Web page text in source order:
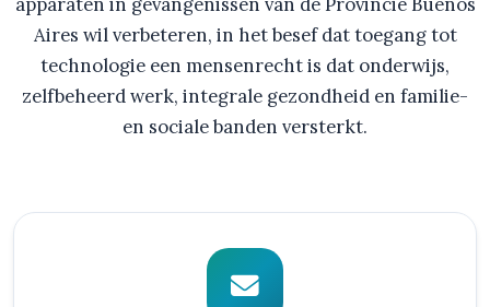
Aires wil verbeteren, in het besef dat toegang tot
technologie een mensenrecht is dat onderwijs,
zelfbeheerd werk, integrale gezondheid en familie-
en sociale banden versterkt.